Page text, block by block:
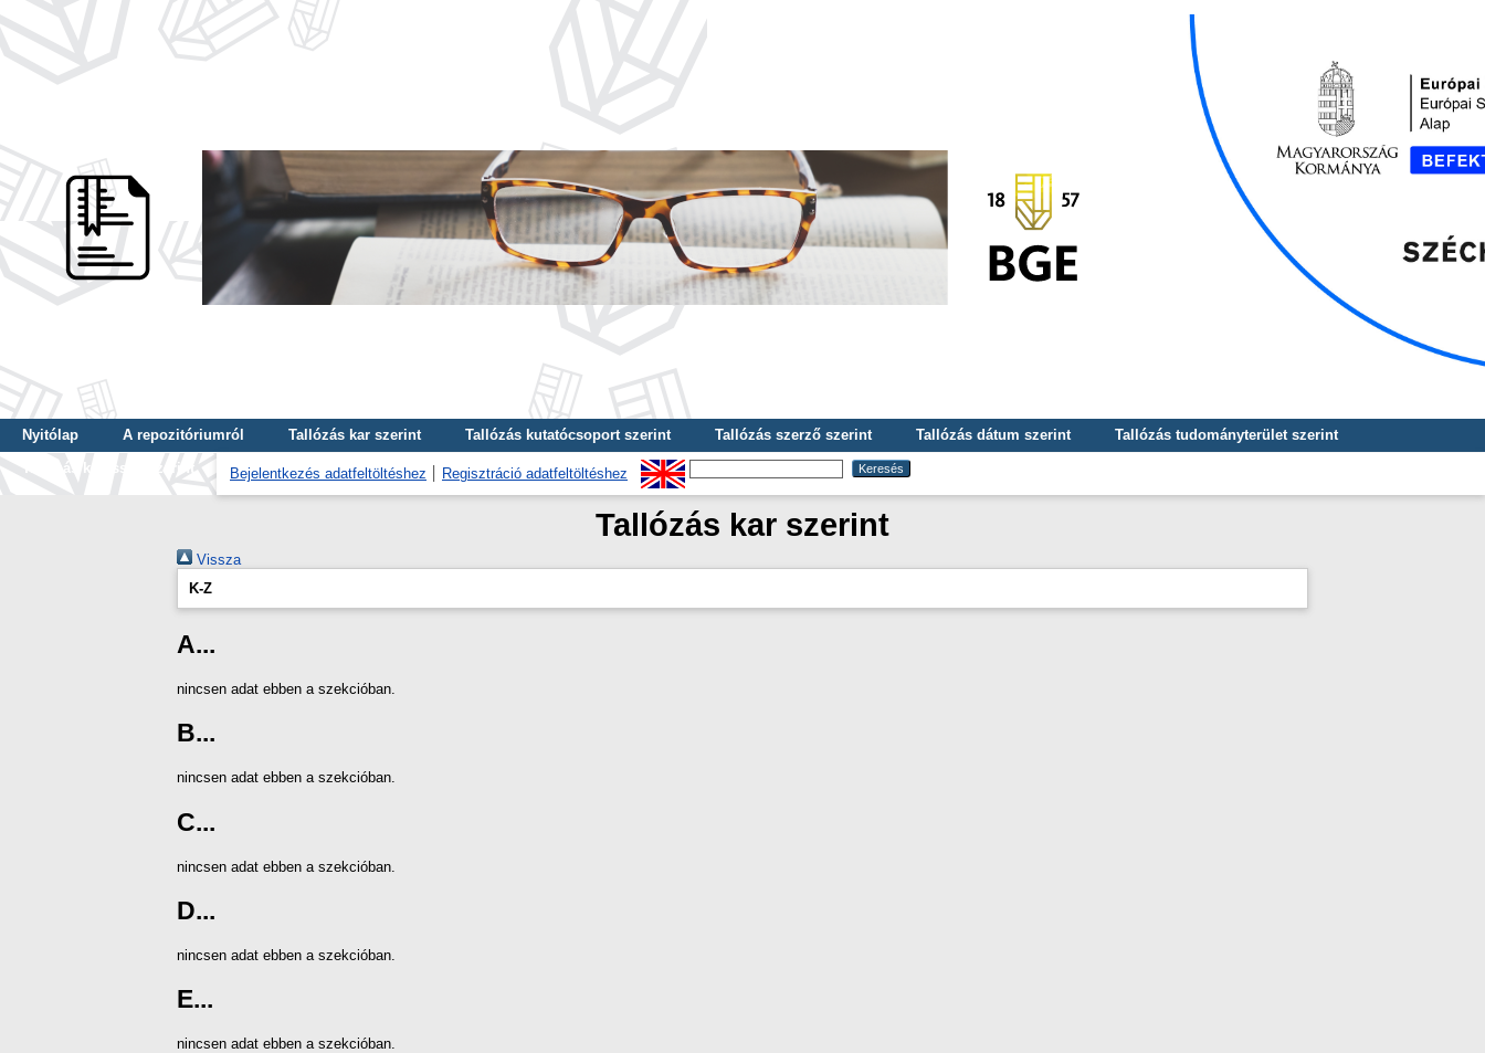
Nyitólap A repozitóriumról Tallózás kar szerint Tallózás kutatócsoport szerint Tallózás szerző szerint Tallózás dátum szerint
Tallózás tudományterület szerint
Tallózás kulcsszó szerint
Bejelentkezés adatfeltöltéshez Regisztráció adatfeltöltéshez
Tallózás kar szerint
Vissza
K-Z
A...
nincsen adat ebben a szekcióban.
B...
nincsen adat ebben a szekcióban.
C...
nincsen adat ebben a szekcióban.
D...
nincsen adat ebben a szekcióban.
E...
nincsen adat ebben a szekcióban.